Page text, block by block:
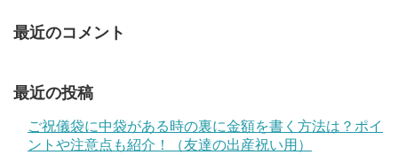
最近のコメント
最近の投稿
ご祝儀袋に中袋がある時の裏に金額を書く方法は？ポイ
ントや注意点も紹介！（友達の出産祝い用）